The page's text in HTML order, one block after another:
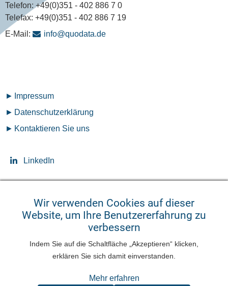
Telefon: +49(0)351 - 402 886 7 0
Telefax: +49(0)351 - 402 886 7 19
E-Mail:
info@quodata.de
Fußzeilenmenü
Impressum
Datenschutz­erklärung
Kontaktieren Sie uns
LinkedIn
Seitensprache ändern
English Deutsch
Benutzermenü Anmelden
Wir verwenden Cookies auf dieser
Website, um Ihre Benutzererfahrung zu
verbessern
Indem Sie auf die Schaltfläche „Akzeptieren“ klicken,
erklären Sie sich damit einverstanden.
Mehr erfahren